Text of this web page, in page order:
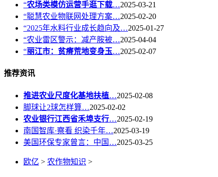
“农场类模仿运营手逛下载…2025-03-21
“聪慧农业物联网处理方案…2025-02-20
“2025年水料行业成长趋向及…2025-01-27
“农业雷区警示：减产胺被…2025-04-04
“丽江市：贫瘠荒地变身玉…2025-02-07
推荐资讯
推进农业尺度化基地扶植…2025-02-08
脚球让2球怎样算…2025-02-02
农业银行江西省禾埠支行…2025-02-19
南国智库·察看 织染千年…2025-03-19
美国环保专家曾言：中国…2025-03-25
欧亿 > 农作物知识 >